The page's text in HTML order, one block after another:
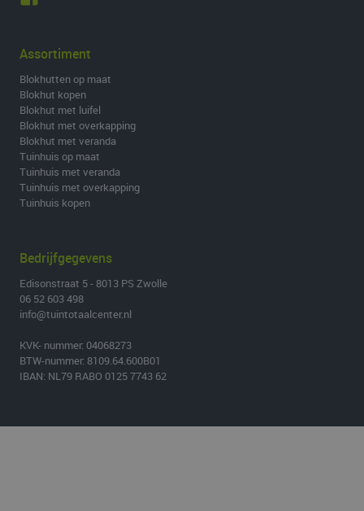
Assortiment
Blokhutten op maat
Blokhut kopen
Blokhut met luifel
Blokhut met overkapping
Blokhut met veranda
Tuinhuis op maat
Tuinhuis met veranda
Tuinhuis met overkapping
Tuinhuis kopen
Bedrijfgegevens
Edisonstraat 5 - 8013 PS Zwolle
06 52 603 498
info@tuintotaalcenter.nl
KVK- nummer: 04068273
BTW-nummer: 8109.64.600B01
IBAN: NL79 RABO 0125 7743 62